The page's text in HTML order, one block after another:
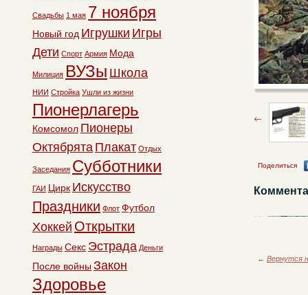
Поделиться
← Вернутся
Свадьбы 1 мая 7 ноября
Новый год Игрушки Игры
Дети Спорт Армия Мода
Милиция ВУЗы Школа
НИИ Стройка Ушли из жизни
Пионерлагерь
Комсомол Пионеры
Октябрята Плакат Отдых
Заседания Субботники
ГАИ Цирк Искусство
Праздники Флот Футбол
Хоккей Открытки
Награды Секс Эстрада Деньги
После войны Закон
Здоровье